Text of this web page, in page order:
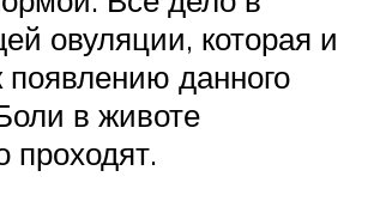
овуляции, которая и
появлению данного
в животе
проходят.